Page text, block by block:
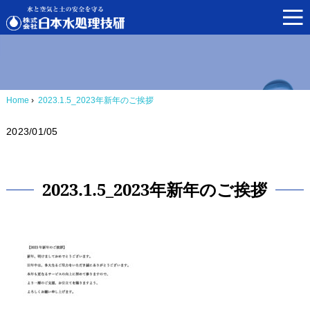
Home › 2023.1.5_2023年新年のご挨拶
2023/01/05
2023.1.5_2023年新年のご挨拶